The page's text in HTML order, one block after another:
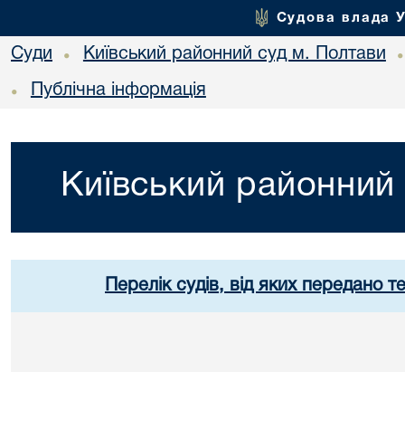
Судова влада
Суди • Київський районний суд м. Полтави •
• Публічна інформація
Київський
Перелік судів, від яких передано